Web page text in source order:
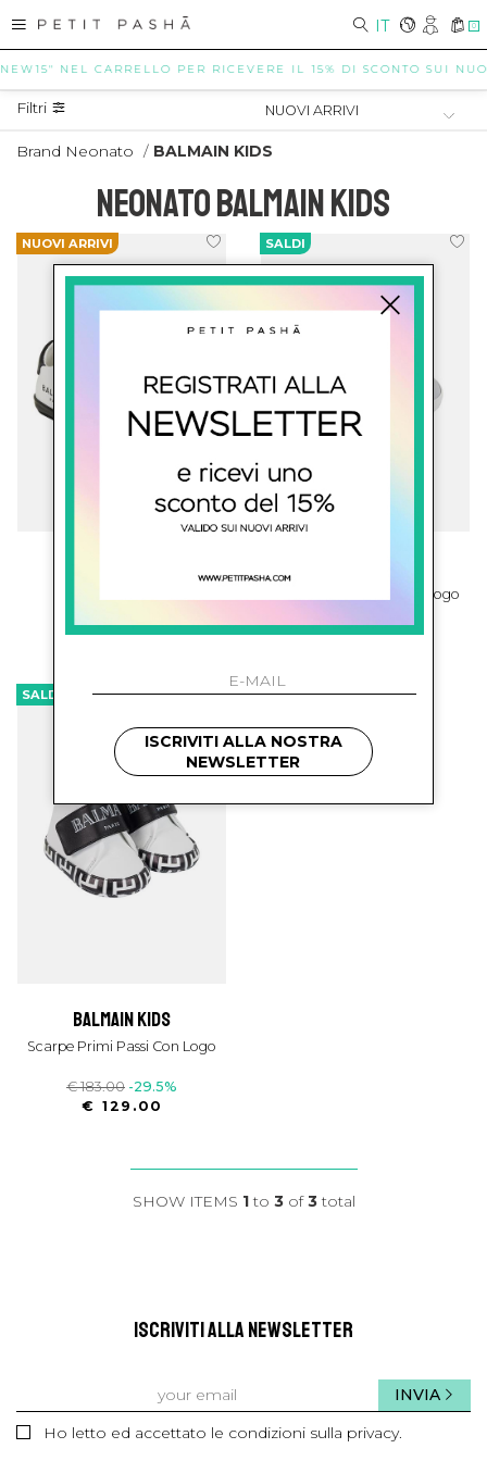
IT 0
NEL CARRELLO PER RICEVERE IL 15% DI SCONTO SUI
Filtri
Brand Neonato / BALMAIN KIDS
NEONATO BALMAIN KIDS
NUOVI ARRIVI
€ 173.00
SALDI
Scarpe Primi Passi Con Logo
€ 173.00 -29.5%
SALDI
balmain kids
Scarpe Primi Passi Con Logo
€ 183.00 -29.5%
€ 129.00
SHOW ITEMS 1to 3of3total
ISCRIVITI ALLA NEWSLETTER
Ho letto ed accettato le condizioni sulla privacy.
INVIA
ISCRIVITI ALLA NOSTRA
NEWSLETTER